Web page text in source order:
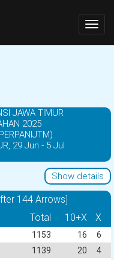
JAWA TIMUR
2025
29 Jun - 5 Jul
Show details
144 Arrows]
Total 10+X X
1153 16
6
1139 20
4